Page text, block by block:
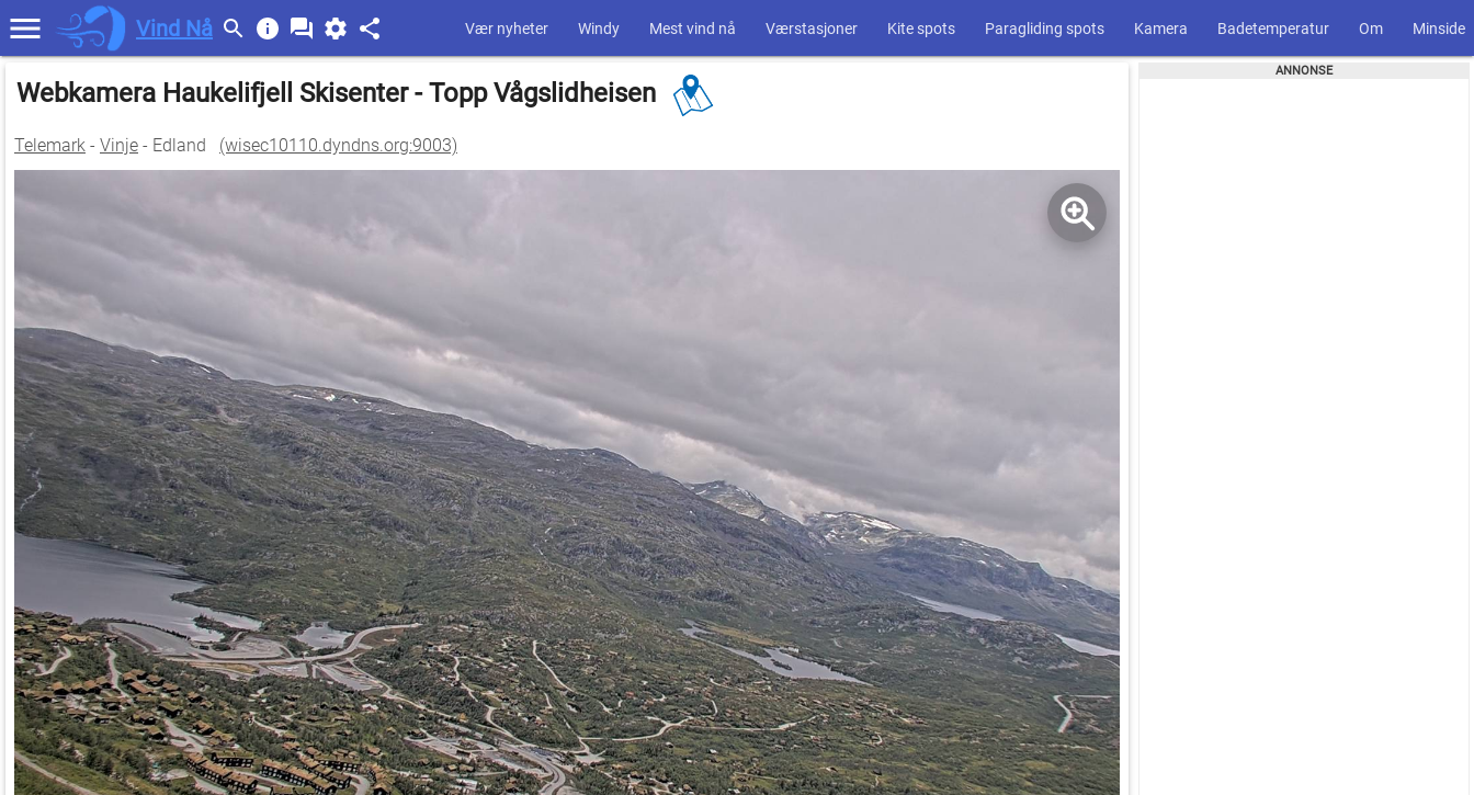
Vind Nå Vær nyheter Windy Mest vind nå Værstasjoner Kite spots Paragliding spots Kamera Badetemperatur Om Minside
Webkamera Haukelifjell Skisenter - Topp Vågslidheisen
Telemark - Vinje - Edland (wisec10110.dyndns.org:9003)